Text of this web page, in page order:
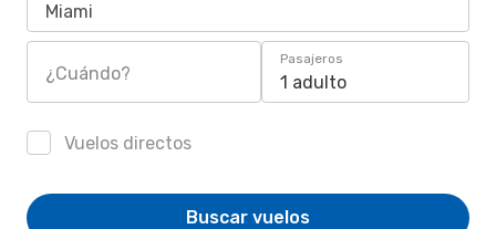
Miami
¿Cuándo?
Pasajeros
1 adulto
Vuelos directos
Buscar vuelos